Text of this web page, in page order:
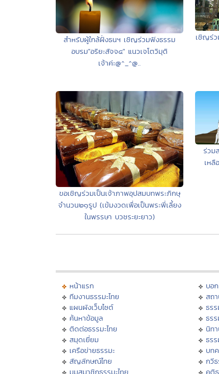
สำหรับผู้ใกล้ฝั่งธนฯ เชิญร่วมฟังธรรม
อบรม"อริยะสัจจ๔" แนวเจโตวิมุติ
เจ้าค่ะ@^_^@..
เชิญร่
ขอเชิญร่วมเป็นเจ้าภาพอุปสมบทพระภิกษุ
จำนวน๒๑รูป (เข้มงวดเพื่อเป็นพระพี่เลี้ยง
ในพรรษา บวชระยะยาว)
ร่วม
เหลื
หน้าแรก
ทีมงานธรรมะไทย
แผนผังเว็บไซต์
ค้นหาข้อมูล
ติดต่อธรรมะไทย
สมุดเยี่ยม
เครือข่ายธรรมะ
สัญลักษณ์ไทย
มุมสมาชิกธรรมะไทย
บอ
สถ
ธร
ธร
นิท
ธร
บท
กวี
คติ